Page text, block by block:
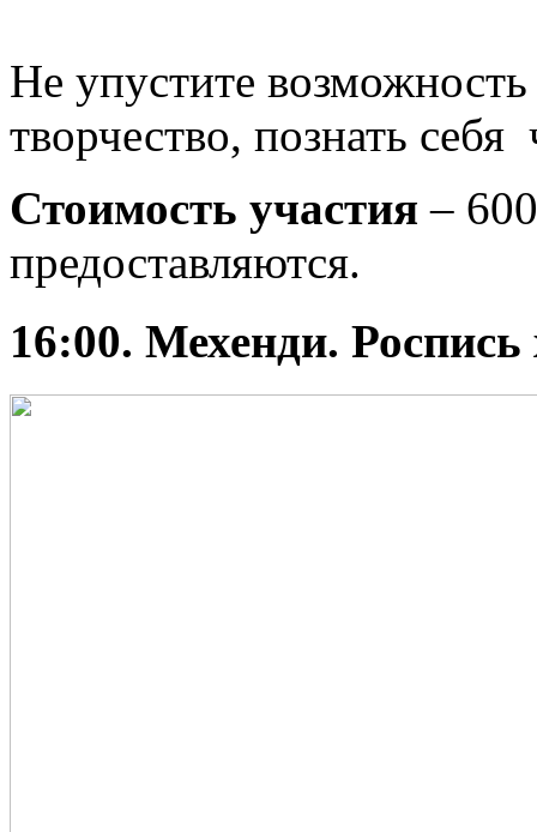
Не упустите
творчество, познать
Стоимость участия –
предоставляются.
16:00. Мехенди. Роспись